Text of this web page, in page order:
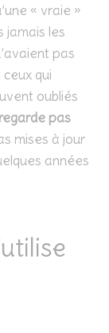
« vraie »
jamais les
pas
qui
oubliés
pas
mises à jour
années